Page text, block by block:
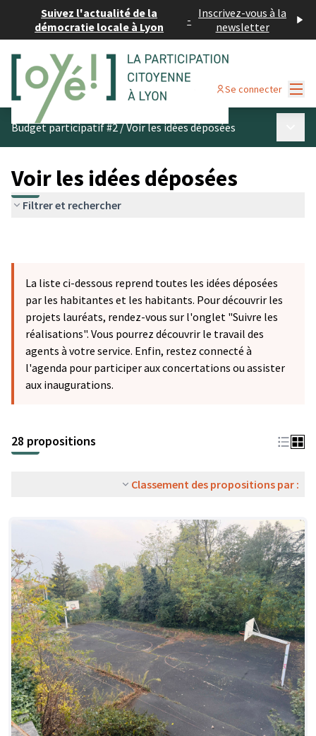
Suivez l'actualité de la
démocratie locale à Lyon
- Inscrivez-vous à la
newsletter
Se connecter
Budget participatif #2/Voir les idées déposées
Voir les idées déposées
Filtrer et rechercher
La liste ci-dessous reprend toutes les idées déposées
par les habitantes et les habitants. Pour découvrir les
projets lauréats, rendez-vous sur l'onglet "Suivre les
réalisations". Vous pourrez découvrir le travail des
agents à votre service. Enfin, restez connecté à
l'agenda pour participer aux concertations ou assister
aux inaugurations.
28 propositions
Classement des propositions par :